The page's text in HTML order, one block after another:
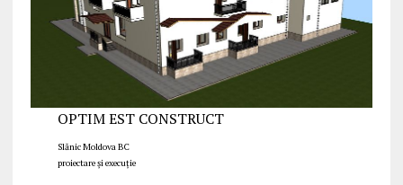
OPTIM EST CONSTRUCT
Slănic Moldova BC
proiectare și execuție